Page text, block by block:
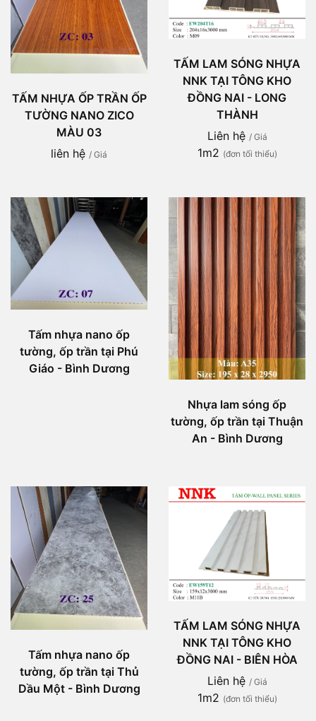
TẤM NHỰA ỐP TRẦN ỐP
TƯỜNG NANO ZICO
MÀU 03
liên hệ / Giá
TẤM LAM SÓNG NHỰA
NNK TẠI TÔNG KHO
ĐỒNG NAI - LONG
THÀNH
Liên hệ / Giá
1m2 (đơn tối thiểu)
Tấm nhựa nano ốp
tường, ốp trần tại Phú
Giáo - Bình Dương
Nhựa lam sóng ốp
tường, ốp trần tại Thuận
An - Bình Dương
Tấm nhựa nano ốp
tường, ốp trần tại Thủ
Dầu Một - Bình Dương
TẤM LAM SÓNG NHỰA
NNK TẠI TÔNG KHO
ĐỒNG NAI - BIÊN HÒA
Liên hệ / Giá
1m2 (đơn tối thiểu)